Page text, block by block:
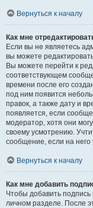
Вернуться к началу
Как мне
Если вы не являетесь
вы можете
Вы можете перейти к
соответствующем
времени после его
под ним появится
правок, а также дату и
появляется, если
модератор, хотя они
своему усмотрению.
сообщение, если на него
Вернуться к началу
Как мне добавить
Чтобы добавить
личном разделе. После